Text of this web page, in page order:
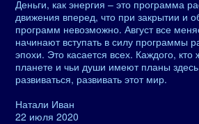
Деньги, как энергия – это программа
движения вперед, что при закрытии и
программ невозможно. Август все
начинают вступать в силу программы
эпохи. Это касается всех. Каждого, кто
планете и чьи души имеют планы здесь
развиваться, развивать этот мир.
Натали Иван
22 июля 2020